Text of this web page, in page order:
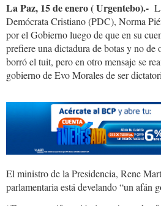
La Paz, 15 de enero ( Urgentebo).-
Demócrata Cristiano (PDC), Norma
por el Gobierno luego de que en su
prefiere una dictadura de botas y no de
borró el tuit, pero en otro mensaje se
gobierno de Evo Morales de ser
El ministro de la Presidencia, Rene
parlamentaria está develando “un afán